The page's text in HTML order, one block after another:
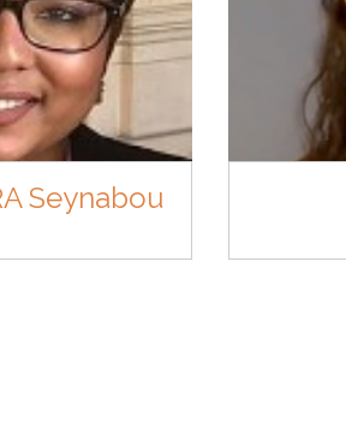
Seynabou